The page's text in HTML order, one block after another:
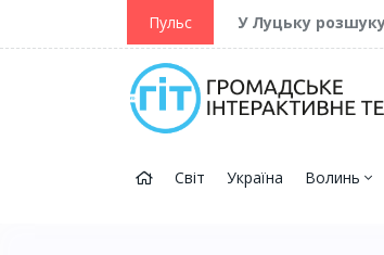
Пульс У Луцьку
Світ Україна Волинь